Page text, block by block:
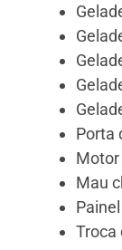
Porta
Mau
Troca